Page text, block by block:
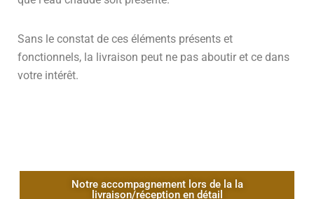
Sans le constat de ces éléments présents et
fonctionnels, la livraison peut ne pas aboutir et ce dans
votre intérêt.
Notre accompagnement lors de la la
livraison/réception en détail